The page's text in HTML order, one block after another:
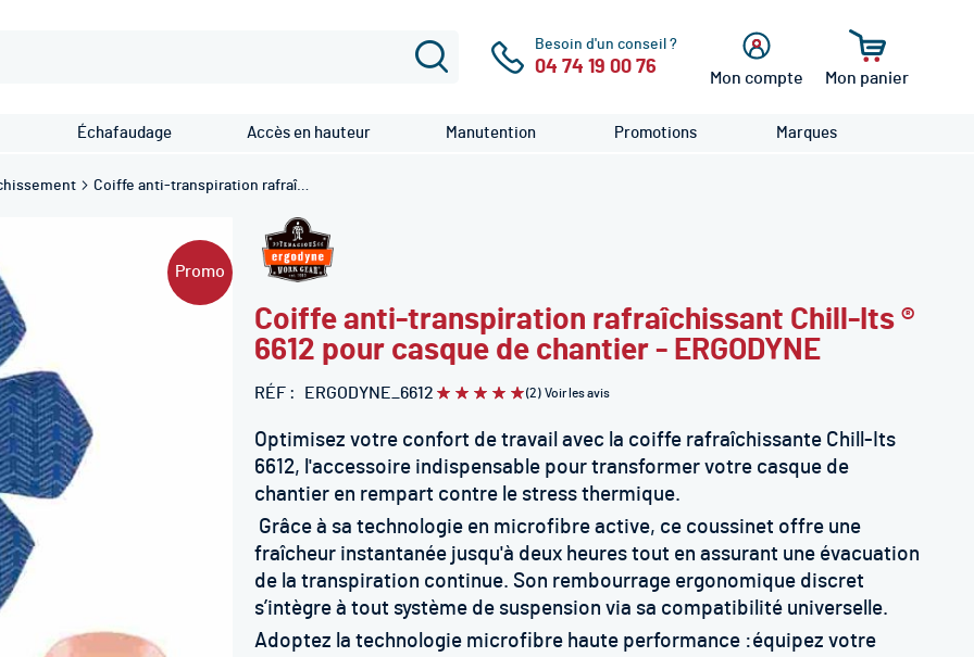
Besoin d'un conseil ?
04 74 19 00 76
Mon compte
connecter
Mon panier
Échafaudage Accès en hauteur Manutention Promotions Marques
Coiffe anti-transpiration rafraîchissant Chill-Its ® 6612 pour casque de chantier - ERGODYNE
Coiffe anti-transpiration rafraîchissant Chill-Its ®
6612 pour casque de chantier - ERGODYNE
RÉF ERGODYNE_6612 Évaluation:(2) Voir les avis
Optimisez votre confort de travail avec la coiffe rafraîchissante Chill-Its
6612, l'accessoire indispensable pour transformer votre casque de
chantier en rempart contre le stress thermique.
Grâce à sa technologie en microfibre active, ce coussinet offre une
fraîcheur instantanée jusqu'à deux heures tout en assurant une évacuation
de la transpiration continue. Son rembourrage ergonomique discret
s’intègre à tout système de suspension via sa compatibilité universelle.
Adoptez la technologie microfibre haute performance :équipez votre
Promo